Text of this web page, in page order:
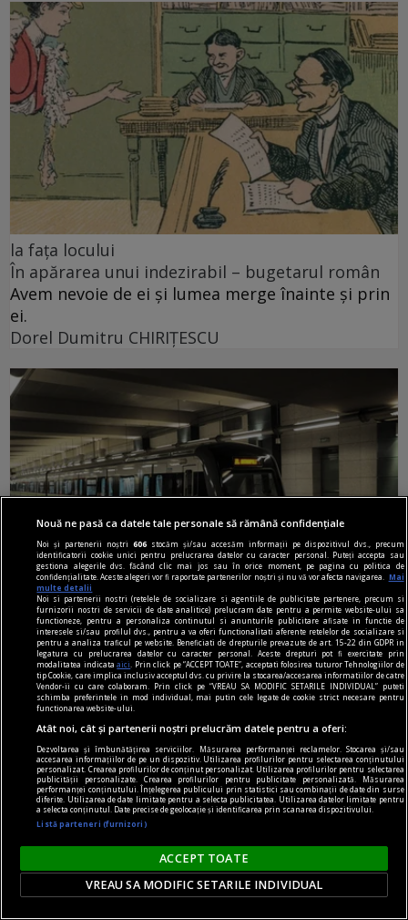
la fața locului
În apărarea unui indezirabil – bugetarul român
Avem nevoie de ei și lumea merge înainte și prin
ei.
Dorel Dumitru CHIRIŢESCU
la fața locului
Atena, așa cum am descoperit-o eu
„Cîtă vreme avem ce povesti, nu ieșim la pensie”.
Codruţ CONSTANTINESCU
Nouă ne pasă ca datele tale personale să rămână confidențiale
Noi și partenerii noștri606 stocăm și/sau accesăm informații pe dispozitivul dvs., precum
identificatorii cookie unici pentru prelucrarea datelor cu caracter personal. Puteți accepta sau
gestiona alegerile dvs. făcând clic mai jos sau în orice moment, pe pagina cu politica de
confidențialitate. Aceste alegeri vor fi raportate partenerilor noștri și nu vă vor afecta navigarea.
Mai
multe detalii
Noi si partenerii nostri (retelele de socializare si agentiile de publicitate partenere, precum si
furnizorii nostri de servicii de date analitice) prelucram date pentru a permite website-ului sa
functioneze, pentru a personaliza continutul si anunturile publicitare afisate in functie de
interesele si/sau profilul dvs., pentru a va oferi functionalitati aferente retelelor de socializare si
pentru a analiza traficul pe website. Beneficiati de drepturile prevazute de art. 15-22 din GDPR in
legatura cu prelucrarea datelor cu caracter personal. Aceste drepturi pot fi exercitate prin
modalitatea indicataaici
. Prin click pe “ACCEPT TOATE”, acceptati folosirea tuturor Tehnologiilor de
tip Cookie, care implica inclusiv acceptul dvs. cu privire la stocarea/accesarea informatiilor de catre
Vendor-ii cu care colaboram. Prin click pe “VREAU SA MODIFIC SETARILE INDIVIDUAL” puteti
schimba preferintele in mod individual, mai putin cele legate de cookie strict necesare pentru
functionarea website-ului.
Atât noi, cât și partenerii noștri prelucrăm datele pentru a oferi:
Dezvoltarea și îmbunătățirea serviciilor. Măsurarea performanței reclamelor. Stocarea și/sau
accesarea informațiilor de pe un dispozitiv. Utilizarea profilurilor pentru selectarea conținutului
personalizat. Crearea profilurilor de conținut personalizat. Utilizarea profilurilor pentru selectarea
publicității personalizate. Crearea profilurilor pentru publicitate personalizată. Măsurarea
performanței conținutului. Înțelegerea publicului prin statistici sau combinații de date din surse
diferite. Utilizarea de date limitate pentru a selecta publicitatea. Utilizarea datelor limitate pentru
a selecta conținutul. Date precise de geolocație și identificarea prin scanarea dispozitivului.
Listă parteneri (furnizori)
ACCEPT TOATE
VREAU SA MODIFIC SETARILE INDIVIDUAL